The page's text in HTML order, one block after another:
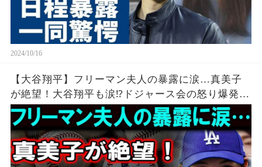
2024/10/16
【大谷翔平】フリーマン夫人の暴露に涙…真美子
が絶望！大谷翔平も涙⁉ドジャース会の怒り爆発！
【最新/MLB/大谷翔平/山本由伸】